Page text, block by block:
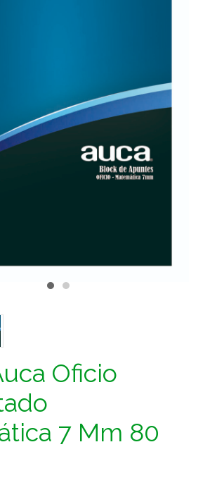
Oficio
7 Mm 80